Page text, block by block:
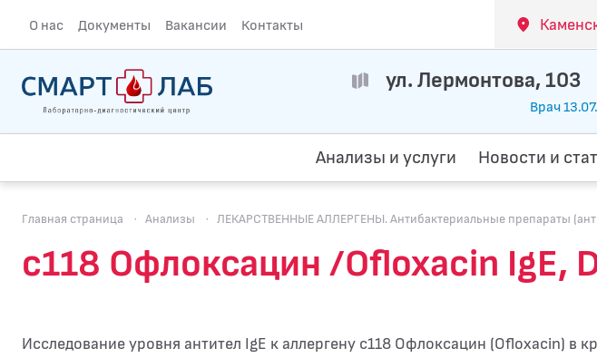
О нас Документы Вакансии Контакты
ул. Лермонтова, 103
Врач
Анализы и услуги Новости и
Главная страница · Анализы · ЛЕКАРСТВЕННЫЕ АЛЛЕРГЕНЫ. Антибактериальные препараты
c118 Офлоксацин /Ofloxacin IgE,
Исследование уровня антител IgE к аллергену c118 Офлоксацин (Ofloxacin) в